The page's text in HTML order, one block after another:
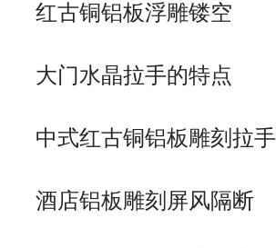
红古铜铝板浮雕镂空
大门水晶拉手的特点
中式红古铜铝板雕刻拉手
酒店铝板雕刻屏风隔断